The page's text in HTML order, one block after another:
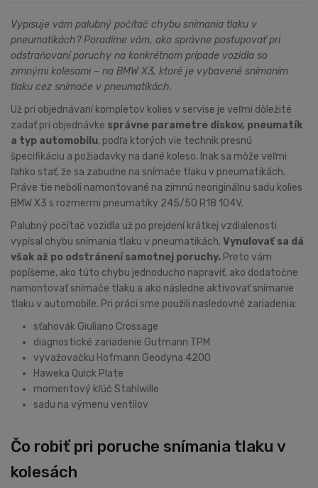
Vypisuje vám palubný počítač chybu snímania tlaku v
pneumatikách? Poradíme vám, ako správne postupovať pri
odstraňovaní poruchy na konkrétnom prípade vozidla so
zimnými kolesami – na BMW X3, ktoré je vybavené snímaním
tlaku cez snímače v pneumatikách.
Už pri objednávaní kompletov kolies v servise je veľmi dôležité
zadať pri objednávke správne parametre diskov, pneumatík
a typ automobilu, podľa ktorých vie technik presnú
špecifikáciu a požiadavky na dané koleso. Inak sa môže veľmi
ľahko stať, že sa zabudne na snímače tlaku v pneumatikách.
Práve tie neboli namontované na zimnú neoriginálnu sadu kolies
BMW X3 s rozmermi pneumatiky 245/50 R18 104V.
Palubný počítač vozidla už po prejdení krátkej vzdialenosti
vypísal chybu snímania tlaku v pneumatikách. Vynulovať sa dá
však až po odstránení samotnej poruchy. Preto vám
popíšeme, ako túto chybu jednoducho napraviť, ako dodatočne
namontovať snímače tlaku a ako následne aktivovať snímanie
tlaku v automobile. Pri práci sme použili nasledovné zariadenia:
sťahovák Giuliano Crossage
diagnostické zariadenie Gutmann TPM
vyvažovačku Hofmann Geodyna 4200
Haweka Quick Plate
momentový kľúč Stahlwille
sadu na výmenu ventilov
Čo robiť pri poruche snímania tlaku v
kolesách